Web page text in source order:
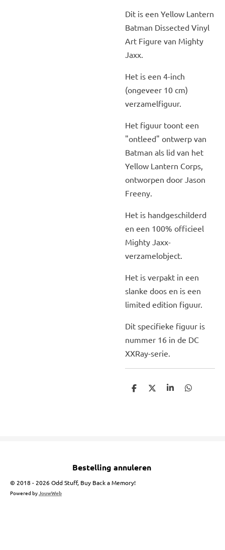
Dit is een Yellow Lantern
Batman Dissected Vinyl
Art Figure van Mighty
Jaxx.
Het is een 4-inch
(ongeveer 10 cm)
verzamelfiguur.
Het figuur toont een
"ontleed" ontwerp van
Batman als lid van het
Yellow Lantern Corps,
ontworpen door Jason
Freeny.
Het is handgeschilderd
en een 100% officieel
Mighty Jaxx-
verzamelobject.
Het is verpakt in een
slanke doos en is een
limited edition figuur.
Dit specifieke figuur is
nummer 16 in de DC
XXRay-serie.
D
D
S
D
Bestelling annuleren
© 2018 - 2026 Odd Stuff, Buy Back a Memory!
Powered byJouwWeb